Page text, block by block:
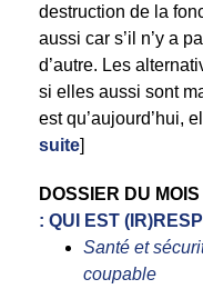
destruction de la
aussi car s’il n’y a
d’autre. Les
si elles aussi sont
est qu’aujourd’hui,
suite]
DOSSIER DU MOIS
: QUI EST
Santé et
coupable